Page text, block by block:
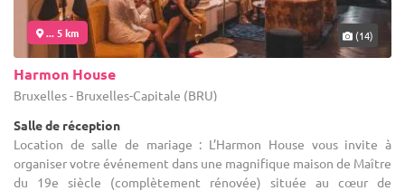
... 5 km (14)
Harmon House
Bruxelles - Bruxelles-Capitale (BRU)
Salle de réception
Location de salle de mariage : L’Harmon House vous invite à
organiser votre événement dans une magnifique maison de Maître
du 19e siècle (complètement rénovée) située au cœur de